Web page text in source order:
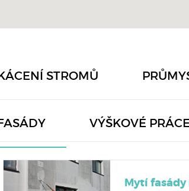
STROMŮ
VÝŠKOVÉ PRÁCE
Mytí